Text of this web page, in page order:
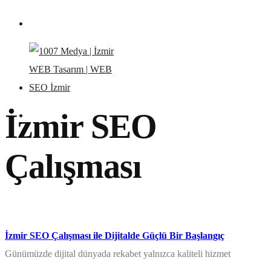
İzmir SEO
Çalışması
İzmir SEO Çalışması ile Dijitalde Güçlü Bir Başlangıç
Günümüzde dijital dünyada rekabet yalnızca kaliteli hizmet